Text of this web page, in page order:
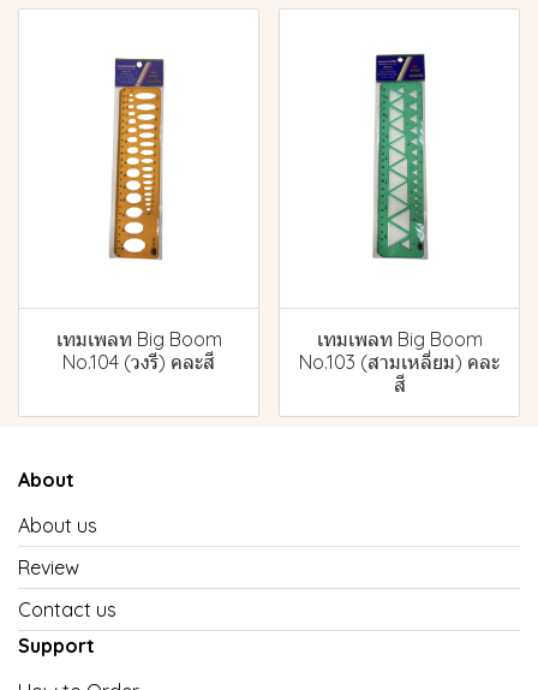
เทมเพลท Big Boom
No.104 (วงรี) คละสี
เทมเพลท Big Boom
No.103 (สามเหลี่ยม) คละ
สี
About
About us
Review
Contact us
Support